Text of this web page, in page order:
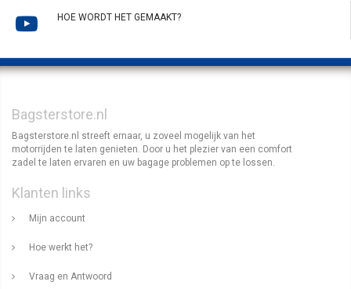
HOE WORDT HET GEMAAKT?
Bagsterstore.nl
Bagsterstore.nl streeft ernaar, u zoveel mogelijk van het
motorrijden te laten genieten. Door u het plezier van een comfort
zadel te laten ervaren en uw bagage problemen op te lossen.
Klanten links
Mijn account
Hoe werkt het?
Vraag en Antwoord